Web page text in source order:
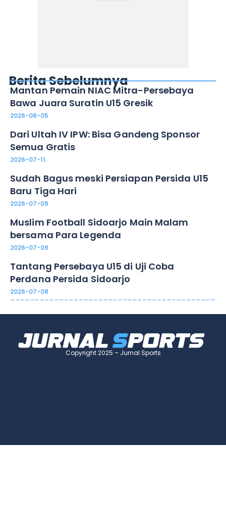
Berita Sebelumnya
Mantan Pemain NIAC Mitra-Persebaya
Bawa Juara Suratin U15 Gresik
2026-08-05
Dari Ultah IV IPW: Bisa Gandeng Sponsor
Semua Gratis
2026-07-11
Sudah Bagus meski Persiapan Persida U15
Baru Tiga Hari
2026-07-09
Muslim Football Sidoarjo Main Malam
bersama Para Legenda
2026-07-09
Tantang Persebaya U15 di Uji Coba
Perdana Persida Sidoarjo
2026-07-08
Copyright 2025 – Jurnal Sports